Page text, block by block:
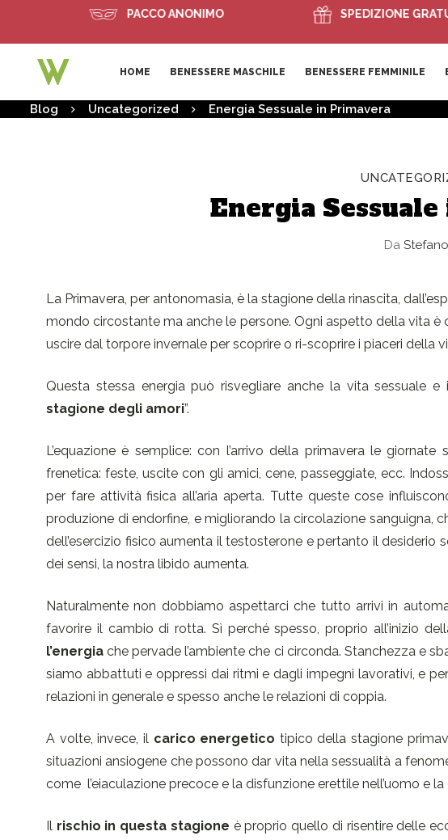
PACCO ANONIMO SPEDIZIONE GRATUITA
HOME BENESSERE MASCHILE BENESSERE FEMMINILE
Blog Uncategorized Energia Sessuale in Primavera
Energia
DaStefano
La Primavera, per antonomasia, è la stagione della rinascita,
mondo circostante ma anche le persone. Ogni aspetto della vita
uscire dal torpore invernale per scoprire o ri-scoprire i piaceri della
Questa stessa energia può risvegliare anche la vita sessuale
stagione degli amori”.
L’equazione è semplice: con l’arrivo della primavera le
frenetica: feste, uscite con gli amici, cene, passeggiate, ecc.
per fare attività fisica all’aria aperta. Tutte queste cose
produzione di endorfine, e migliorando la circolazione sanguigna,
dell’esercizio fisico aumenta il testosterone e pertanto il desiderio
dei sensi, la nostra libido aumenta.
Naturalmente non dobbiamo aspettarci che tutto arrivi in
favorire il cambio di rotta. Sì perché spesso, proprio all’inizio
l’energia che pervade l’ambiente che ci circonda. Stanchezza e
siamo abbattuti e oppressi dai ritmi e dagli impegni lavorativi, e
relazioni in generale e spesso anche le relazioni di coppia.
A volte, invece, il carico energetico tipico della stagione
situazioni ansiogene che possono dar vita nella sessualità a
come l’eiaculazione precoce e la disfunzione erettile nell’uomo e
Il rischio in questa stagione è proprio quello di risentire delle